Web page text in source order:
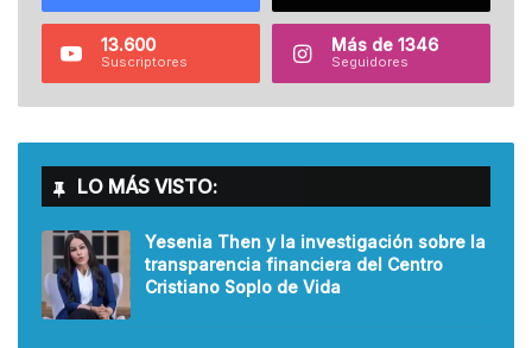
13.600
Suscriptores
Más de 1346
Seguidores
LO MÁS VISTO:
Yesenia Then y la investigación sobre la
transparencia financiera del Centro
Cristiano Soplo de Vida